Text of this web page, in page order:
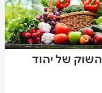
השוק של יהוד